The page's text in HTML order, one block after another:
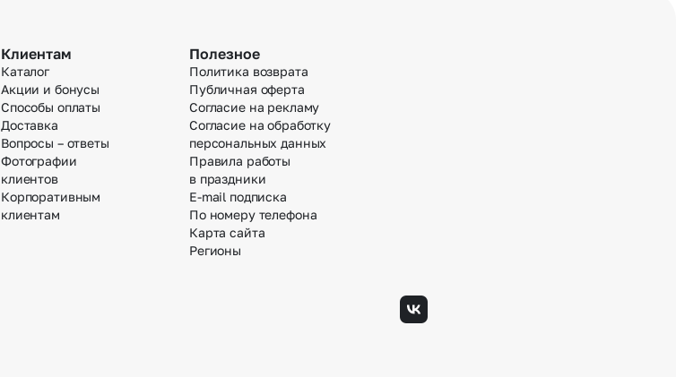
Клиентам
Каталог
Акции и бонусы
Способы оплаты
Доставка
Вопросы – ответы
Фотографии
клиентов
Корпоративным
клиентам
Полезное
Политика возврата
Публичная оферта
Согласие на рекламу
Согласие на обработку
персональных данных
Правила работы
в праздники
E-mail подписка
По номеру телефона
Карта сайта
Регионы